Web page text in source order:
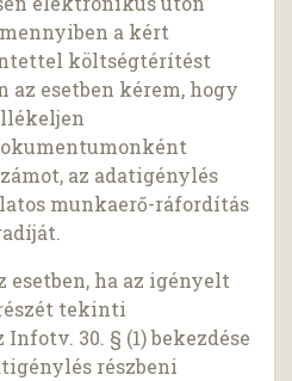
a kért
költségtérítést
az esetben kérem, hogy
az adatigénylés
munkaerő-ráfordítás
esetben, ha az igényelt
tekinti
30. § (1) bekezdése
részbeni